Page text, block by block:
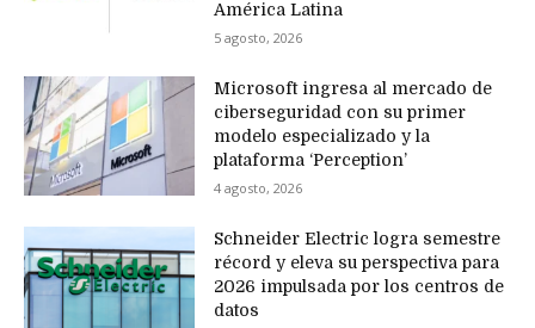
América Latina
5 agosto, 2026
Microsoft ingresa al mercado de
ciberseguridad con su primer
modelo especializado y la
plataforma ‘Perception’
4 agosto, 2026
Schneider Electric logra semestre
récord y eleva su perspectiva para
2026 impulsada por los centros de
datos